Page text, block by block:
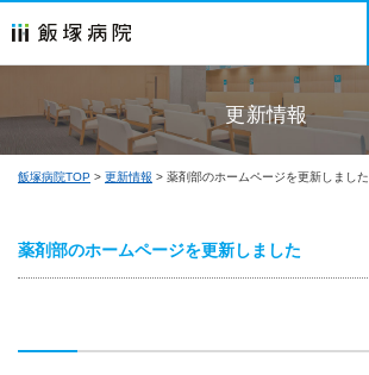
更新情報
飯塚病院TOP 更新情報 薬剤部のホームページを更新しました
薬剤部のホームページを更新しました